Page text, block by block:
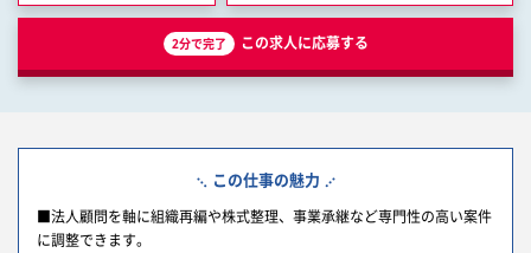
2分で完了 この求人に応募する
この仕事の魅力
■法人顧問を軸に組織再編や株式整理、事業承継など専門性の高い案件
に調整できます。